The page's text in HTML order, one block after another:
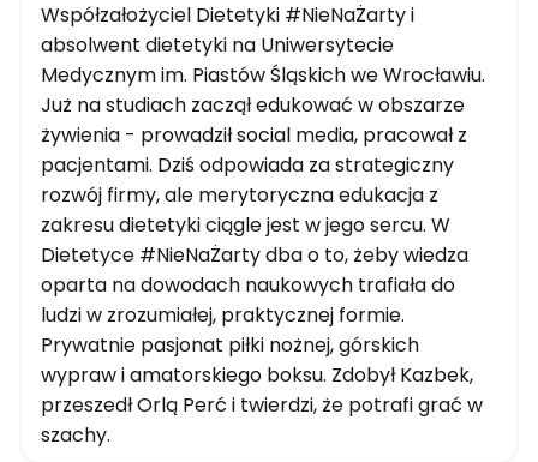
Współzałożyciel Dietetyki #NieNaŻarty i
absolwent dietetyki na Uniwersytecie
Medycznym im. Piastów Śląskich we Wrocławiu.
Już na studiach zaczął edukować w obszarze
żywienia - prowadził social media, pracował z
pacjentami. Dziś odpowiada za strategiczny
rozwój firmy, ale merytoryczna edukacja z
zakresu dietetyki ciągle jest w jego sercu. W
Dietetyce #NieNaŻarty dba o to, żeby wiedza
oparta na dowodach naukowych trafiała do
ludzi w zrozumiałej, praktycznej formie.
Prywatnie pasjonat piłki nożnej, górskich
wypraw i amatorskiego boksu. Zdobył Kazbek,
przeszedł Orlą Perć i twierdzi, że potrafi grać w
szachy.